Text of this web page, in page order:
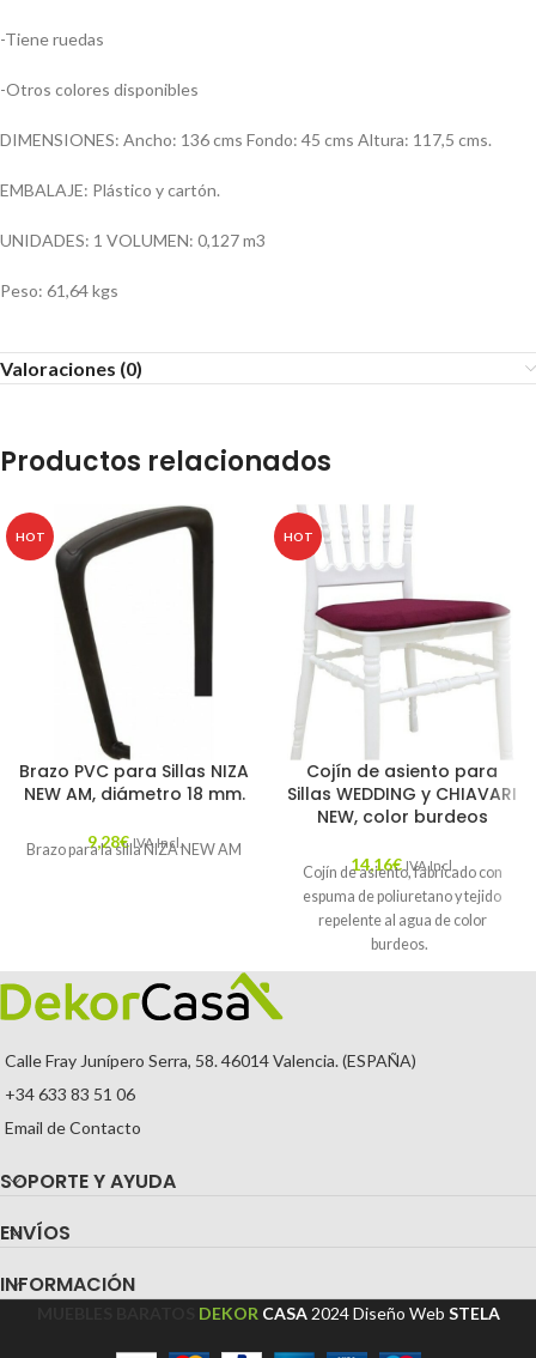
-Tiene ruedas
-Otros colores disponibles
DIMENSIONES: Ancho: 136 cms Fondo: 45 cms Altura: 117,5 cms.
EMBALAJE: Plástico y cartón.
UNIDADES: 1 VOLUMEN: 0,127 m3
Peso: 61,64 kgs
Valoraciones (0)
Productos relacionados
HOT
Brazo PVC para Sillas NIZA
NEW AM, diámetro 18 mm.
9,28€ IVA Incl.
Brazo para la silla NIZA NEW AM
HOT
Cojín de asiento para
Sillas WEDDING y CHIAVARI
NEW, color burdeos
14,16€ IVA Incl.
Cojín de asiento, fabricado con
espuma de poliuretano y tejido
repelente al agua de color
burdeos.
Calle Fray Junípero Serra, 58. 46014 Valencia. (ESPAÑA)
+34 633 83 51 06
Email de Contacto
SOPORTE Y AYUDA
ENVÍOS
INFORMACIÓN
DEKOR CASA 2024Diseño Web STELA